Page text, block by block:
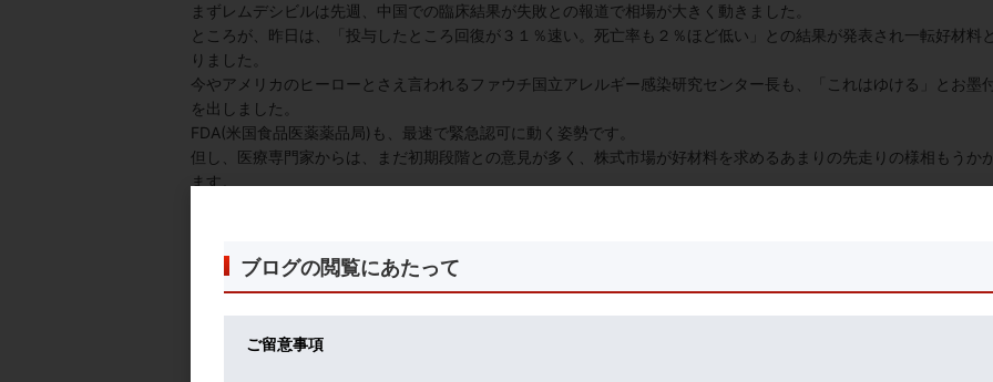
まずレムデシビルは先週、中国での臨床結果が失敗との報道で相場が大きく動きました。
ところが、昨日は、「投与したところ回復が３１％速い。死亡率も２％ほど低い」との結果が発表され一転好材料
りました。
今やアメリカのヒーローとさえ言われるファウチ国立アレルギー感染研究センター長も、「これはゆける」とお墨
を出しました。
FDA(米国食品医薬薬品局)も、最速で緊急認可に動く姿勢です。
但し、医療専門家からは、まだ初期段階との意見が多く、株式市場が好材料を求めるあまりの先走りの様相もうか
ます。
ダウは５００超急騰。金は下落しましたが、依然１,７００ドル攻防。
市場の視点では、織り込み済みで特にサプライズはありませんでした。
ブログの閲覧にあたって
ご留意事項